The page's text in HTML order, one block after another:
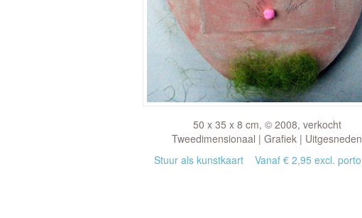
50 x 35 x 8 cm, © 2008, verkocht
Tweedimensionaal | Grafiek | Uitgesneden
Stuur als kunstkaart Vanaf € 2,95 excl. porto